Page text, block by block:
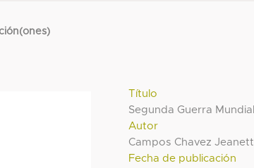
Título
Segunda Guerra Mundial
Autor
Campos Chavez Jeanett
Fecha de publicación